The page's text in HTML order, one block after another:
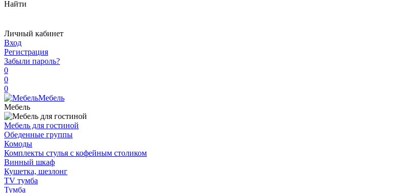
Найти
Личный кабинет
Вход
Регистрация
Забыли пароль?
0
0
0
Мебель
Мебель
Мебель для гостиной
Обеденные группы
Комоды
Комплекты стулья с кофейным столиком
Винный шкаф
Кушетка, шезлонг
TV тумба
Тумба